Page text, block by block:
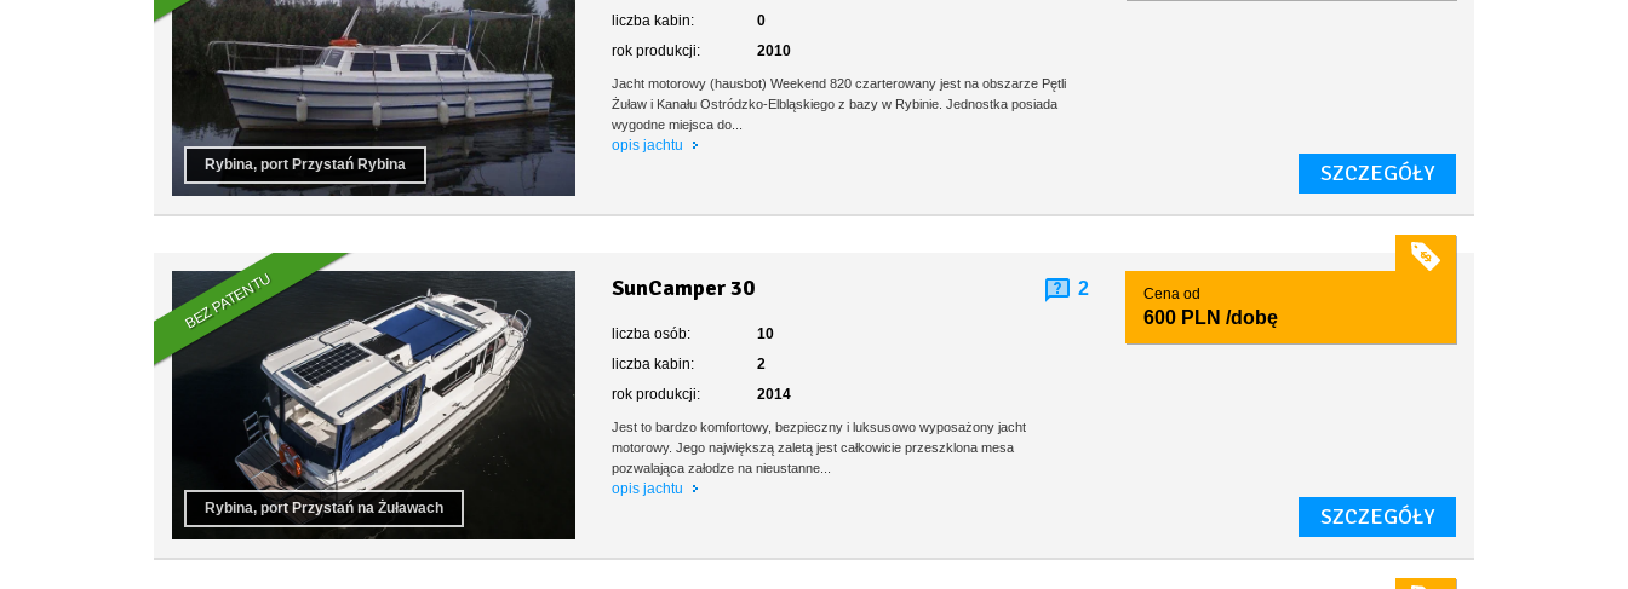
Rybina, port Przystań Rybina
liczba kabin:
0
rok produkcji:
2010
Jacht motorowy (hausbot) Weekend 820 czarterowany jest na obszarze Pętli
Żuław i Kanału Ostródzko-Elbląskiego z bazy w Rybinie. Jednostka posiada
wygodne miejsca do...
opis jachtu
SZCZEGÓŁY
BEZ PATENTU
Rybina, port Przystań na Żuławach
SunCamper 30 2
liczba osób:
10
liczba kabin:
2
rok produkcji:
2014
Jest to bardzo komfortowy, bezpieczny i luksusowo wyposażony jacht
motorowy. Jego największą zaletą jest całkowicie przeszklona mesa
pozwalająca załodze na nieustanne...
opis jachtu
Cena od
600 PLN /dobę
SZCZEGÓŁY